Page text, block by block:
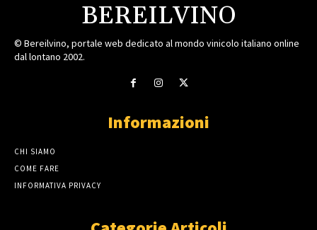
BEREILVINO
© Bereilvino, portale web dedicato al mondo vinicolo italiano online
dal lontano 2002.
Informazioni
CHI SIAMO
COME FARE
INFORMATIVA PRIVACY